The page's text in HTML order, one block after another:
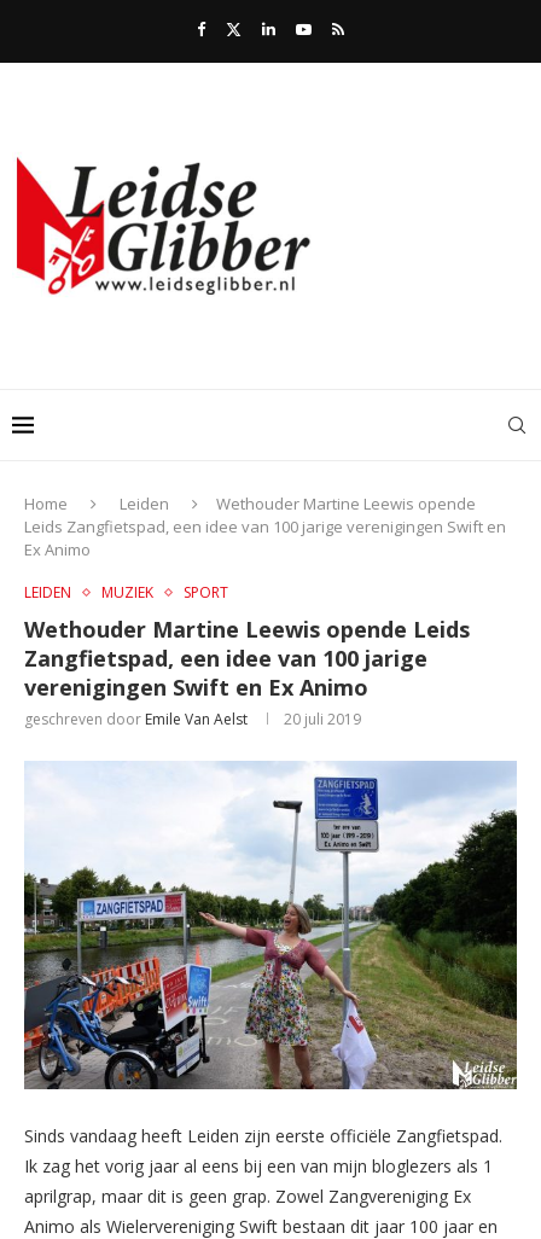
Home Leiden
Wethouder Martine Leewis opende
Leids Zangfietspad, een idee van 100 jarige verenigingen Swift en
Ex Animo
LEIDEN MUZIEK SPORT
Wethouder Martine Leewis opende Leids
Zangfietspad, een idee van 100 jarige
verenigingen Swift en Ex Animo
geschreven door Emile Van Aelst 20 juli 2019
Sinds vandaag heeft Leiden zijn eerste officiële Zangfietspad.
Ik zag het vorig jaar al eens bij een van mijn bloglezers als 1
aprilgrap, maar dit is geen grap. Zowel Zangvereniging Ex
Animo als Wielervereniging Swift bestaan dit jaar 100 jaar en